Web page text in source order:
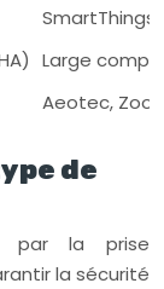
Large
Aeotec,
de
par la prise
la sécurité